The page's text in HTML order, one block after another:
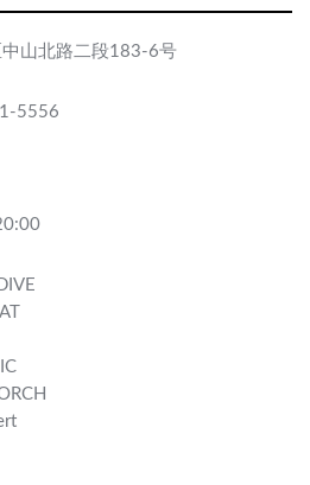
山北路二段183-6号
5556